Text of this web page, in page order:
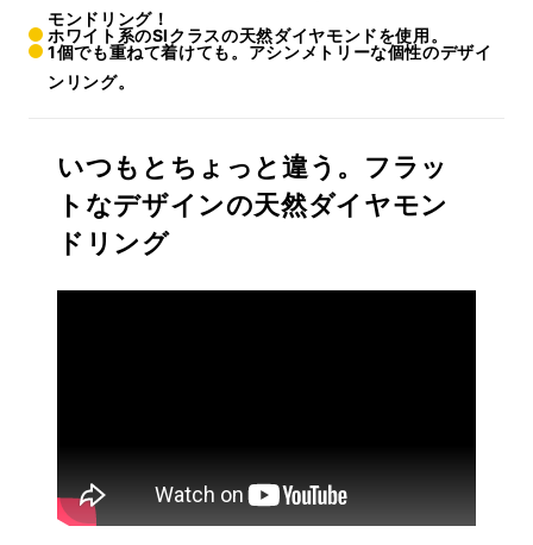
モンドリング！
ホワイト系のSIクラスの天然ダイヤモンドを使用。
1個でも重ねて着けても。アシンメトリーな個性のデザイ
ンリング。
いつもとちょっと違う。フラッ
トなデザインの天然ダイヤモン
ドリング